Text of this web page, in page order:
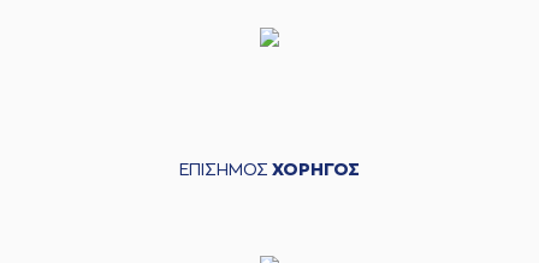
ΕΠΙΣΗΜΟΣ ΧΟΡΗΓΟΣ